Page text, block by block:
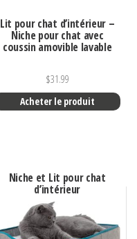
Lit pour chat d’intérieur –
Niche pour chat avec
coussin amovible lavable
$31.99
Acheter le produit
Niche et Lit pour chat
d’intérieur